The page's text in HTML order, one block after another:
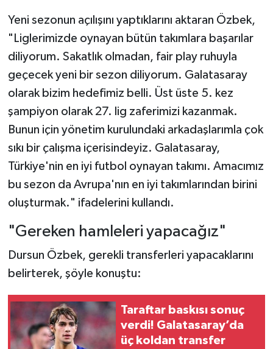
Yeni sezonun açılışını yaptıklarını aktaran Özbek,
"Liglerimizde oynayan bütün takımlara başarılar
diliyorum. Sakatlık olmadan, fair play ruhuyla
geçecek yeni bir sezon diliyorum. Galatasaray
olarak bizim hedefimiz belli. Üst üste 5. kez
şampiyon olarak 27. lig zaferimizi kazanmak.
Bunun için yönetim kurulundaki arkadaşlarımla çok
sıkı bir çalışma içerisindeyiz. Galatasaray,
Türkiye'nin en iyi futbol oynayan takımı. Amacımız
bu sezon da Avrupa'nın en iyi takımlarından birini
oluşturmak." ifadelerini kullandı.
"Gereken hamleleri yapacağız"
Dursun Özbek, gerekli transferleri yapacaklarını
belirterek, şöyle konuştu:
Taraftar baskısı sonuç
verdi! Galatasaray’da
üç koldan transfer
2024 Seçim Sonuçları